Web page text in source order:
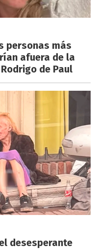
personas más
afuera de la
de Paul
desesperante